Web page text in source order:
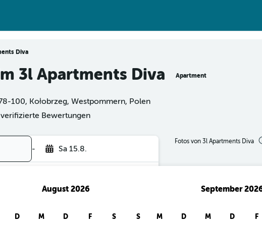
Diva
3l Apartments Diva Apartment
100, Kołobrzeg, Westpommern, Polen
Bewertungen
- Sa 15.8.
Fotos von 3l Apartments Diva
August 2026
D M D F S S
September
M D M D F